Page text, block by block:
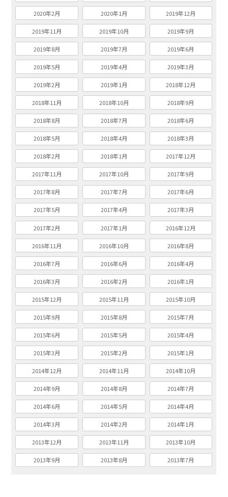
2020年2月 2020年1月 2019年12月
2019年11月 2019年10月 2019年9月
2019年8月 2019年7月 2019年6月
2019年5月 2019年4月 2019年3月
2019年2月 2019年1月 2018年12月
2018年11月 2018年10月 2018年9月
2018年8月 2018年7月 2018年6月
2018年5月 2018年4月 2018年3月
2018年2月 2018年1月 2017年12月
2017年11月 2017年10月 2017年9月
2017年8月 2017年7月 2017年6月
2017年5月 2017年4月 2017年3月
2017年2月 2017年1月 2016年12月
2016年11月 2016年10月 2016年8月
2016年7月 2016年6月 2016年4月
2016年3月 2016年2月 2016年1月
2015年12月 2015年11月 2015年10月
2015年9月 2015年8月 2015年7月
2015年6月 2015年5月 2015年4月
2015年3月 2015年2月 2015年1月
2014年12月 2014年11月 2014年10月
2014年9月 2014年8月 2014年7月
2014年6月 2014年5月 2014年4月
2014年3月 2014年2月 2014年1月
2013年12月 2013年11月 2013年10月
2013年9月 2013年8月 2013年7月